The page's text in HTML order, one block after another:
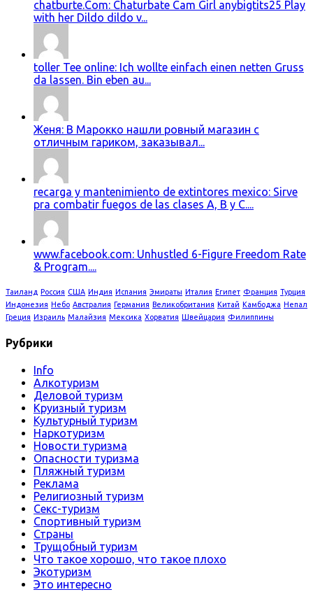
chatburte.Com: Chaturbate Cam Girl anybigtits25 Play
with her Dildo dildo v...
toller Tee online: Ich wollte einfach einen netten Gruss
da lassen. Bin eben au...
Женя: В Марокко нашли ровный магазин с
отличным гариком, заказывал...
recarga y mantenimiento de extintores mexico: Sirve
pra combatir fuegos de las clases A, B y C....
www.facebook.com: Unhustled 6-Figure Freedom Rate
& Program....
Таиланд Россия США Индия Испания Эмираты Италия Египет Франция Турция
Индонезия Небо Австралия Германия Великобритания Китай Камбоджа Непал
Греция Израиль Малайзия Мексика Хорватия Швейцария Филиппины
Рубрики
Info
Алкотуризм
Деловой туризм
Круизный туризм
Культурный туризм
Наркотуризм
Новости туризма
Опасности туризма
Пляжный туризм
Реклама
Религиозный туризм
Секс-туризм
Спортивный туризм
Страны
Трущобный туризм
Что такое хорошо, что такое плохо
Экотуризм
Это интересно